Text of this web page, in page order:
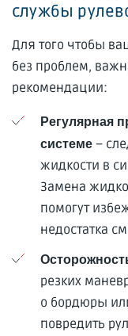
службы
Для того чтобы
без проблем,
рекомендации:
Регулярная
системе –
жидкости в
Замена
помогут
недостатка
резких
о бордюры
повредить